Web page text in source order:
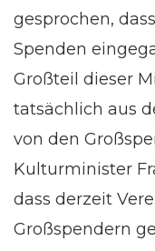
gesprochen,
Spenden
Großteil dieser
tatsächlich aus
von den
Kulturminister
dass derzeit
Großspendern